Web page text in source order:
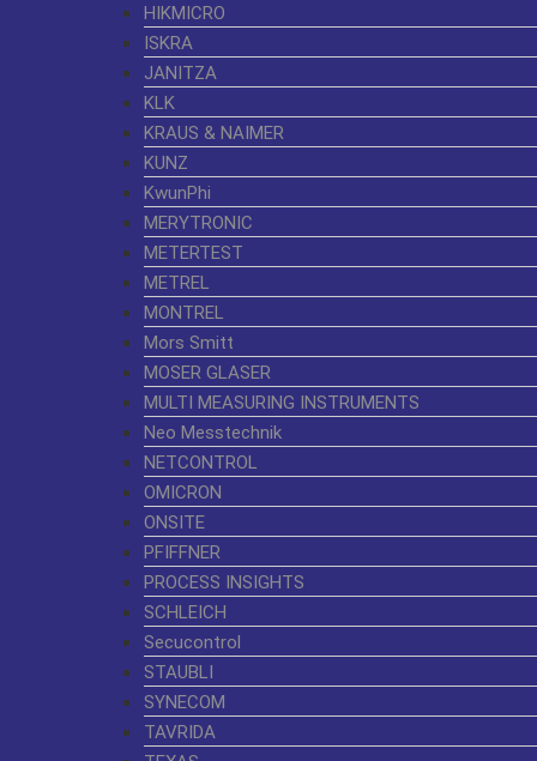
HIKMICRO
ISKRA
JANITZA
KLK
KRAUS & NAIMER
KUNZ
KwunPhi
MERYTRONIC
METERTEST
METREL
MONTREL
Mors Smitt
MOSER GLASER
MULTI MEASURING INSTRUMENTS
Neo Messtechnik
NETCONTROL
OMICRON
ONSITE
PFIFFNER
PROCESS INSIGHTS
SCHLEICH
Secucontrol
STAUBLI
SYNECOM
TAVRIDA